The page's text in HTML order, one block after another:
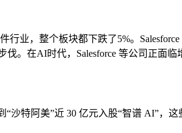
行业，整个板块都下跌了5%。
。在AI时代，Salesforce 等公司正面
特阿美”近 30 亿元入股“智谱 AI”，